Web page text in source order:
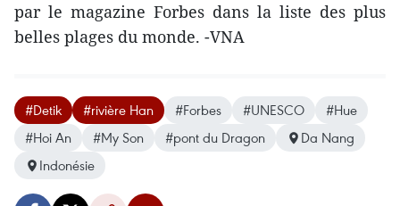
par le magazine Forbes dans la liste des plus
belles plages du monde. -VNA
#Detik #rivière Han #Forbes #UNESCO
#Hue
#Hoi An
#My Son #pont du Dragon
Da Nang
Indonésie